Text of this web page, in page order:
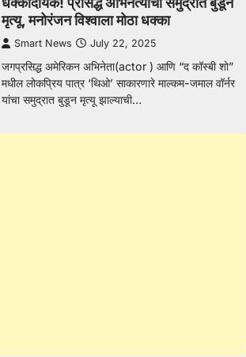
मृत्यू, मनोरंजन विश्वाला मोठा धक्का
Smart News July 22, 2025
जगप्रसिद्ध अमेरिकन अभिनेता(actor ) आणि “द कॉस्बी शो”
मधील लोकप्रिय पात्र ‘थिओ’ साकारणारे माल्कम-जमाल वॉर्नर
यांचा समुद्रात बुडून मृत्यू झाल्याची…